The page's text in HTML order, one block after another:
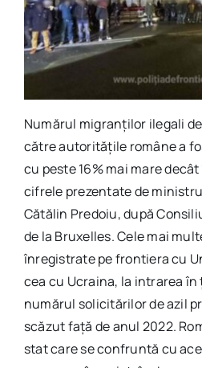
Numărul migranţilor ilegali
către autorităţile române a
cu peste 16% mai mare
cifrele prezentate de
Cătălin Predoiu, după
de la Bruxelles. Cele mai
înregistrate pe frontiera cu
cea cu Ucraina, la intrarea în
numărul solicitărilor de azil
scăzut faţă de anul 2022.
stat care se confruntă cu